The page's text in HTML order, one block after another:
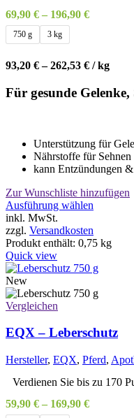
69,90 € – 196,90 €
750 g 3 kg
93,20 €–262,53 € /kg
Für gesunde
Unterstützung für
Nährstoffe für
kann Entzündungen
Zur Wunschliste hinzufügen
Ausführung wählen
mehrere
auf.
Optionen
der
gewählt
werden
inkl. MwSt.
zzgl. Versandkosten
Produkt enthält: 0,75 kg
Quick view
New
Vergleichen
EQX – Leberschutz
Hersteller, EQX, Pferd,
Verdienen Sie bis zu 170
59,90 € – 169,90 €